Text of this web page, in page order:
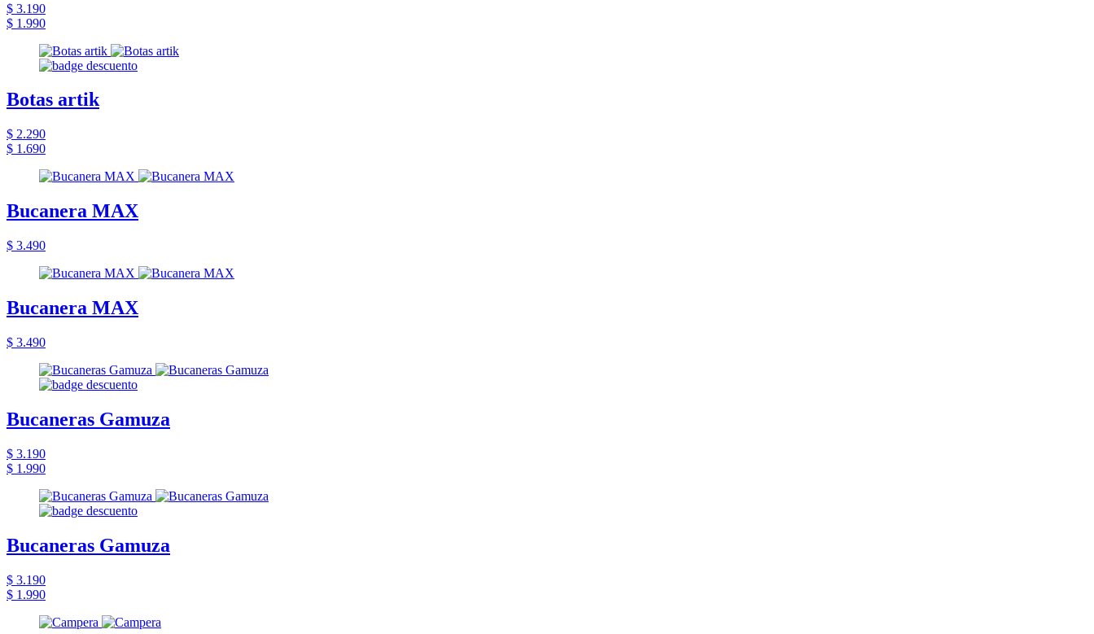
$ 3.190
$ 1.990
Botas artik
$ 2.290
$ 1.690
Bucanera MAX
$ 3.490
Bucanera MAX
$ 3.490
Bucaneras Gamuza
$ 3.190
$ 1.990
Bucaneras Gamuza
$ 3.190
$ 1.990